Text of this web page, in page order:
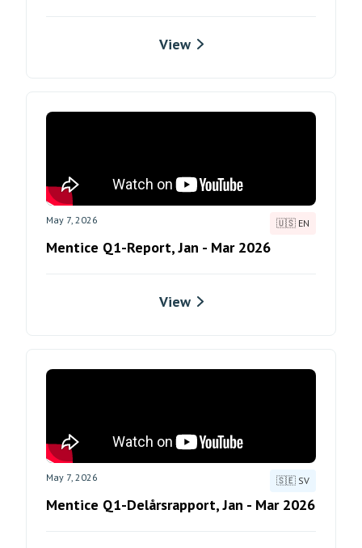
View
May 7, 2026 🇺🇸 EN
Mentice Q1-Report, Jan - Mar 2026
View
May 7, 2026 🇸🇪 SV
Mentice Q1-Delårsrapport, Jan - Mar 2026